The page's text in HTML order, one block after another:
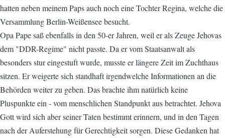
hatten neben meinem Paps auch noch eine Tochter Regina, welche die
Versammlung Berlin-Weißensee besucht.
Opa Pape saß ebenfalls in den 50-er Jahren, weil er als Zeuge Jehovas
dem "DDR-Regime" nicht passte. Da er vom Staatsanwalt als
besonders stur eingestuft wurde, musste er längere Zeit im Zuchthaus
sitzen. Er weigerte sich standhaft irgendwelche Informationen an die
Behörden weiter zu geben. Das brachte ihm natürlich keine
Pluspunkte ein - vom menschlichen Standpunkt aus betrachtet. Jehova
Gott wird sich aber seiner Taten bestimmt erinnern, und in den Tagen
nach der Auferstehung für Gerechtigkeit sorgen. Diese Gedanken hat